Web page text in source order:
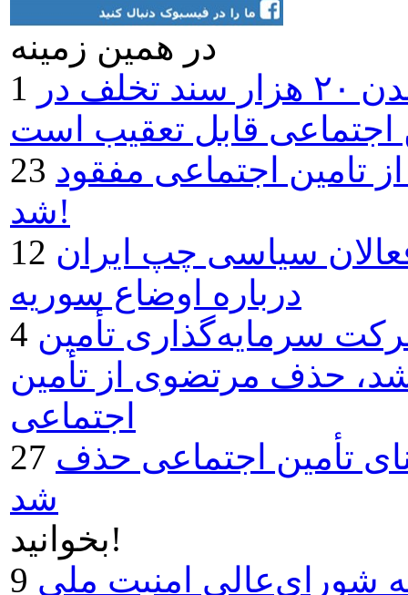
در همين زمينه
سخنگوی قوه قضائيه: گم شدن ۲۰ هزار سند تخلف در
اجتماعی قابل تعقيب است
تامين اجتماعی مفقود
شد!
فعالان سياسی چپ ايران
درباره اوضاع سوريه
سرمايه‌گذاری تأمين
حذف مرتضوی از تأمين
اجتماعی
تأمين اجتماعی حذف
شد
بخوانید!
شورای‌عالی امنیت ملی